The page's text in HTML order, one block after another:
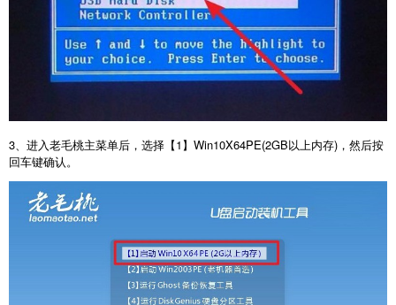
3 、进入老毛桃主菜单后，选择【1】 Win10X64PE(2GB以上内存) ，然后按
回车键确认。